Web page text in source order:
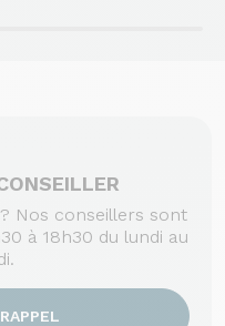
Nos conseillers sont
à 18h30 du lundi au